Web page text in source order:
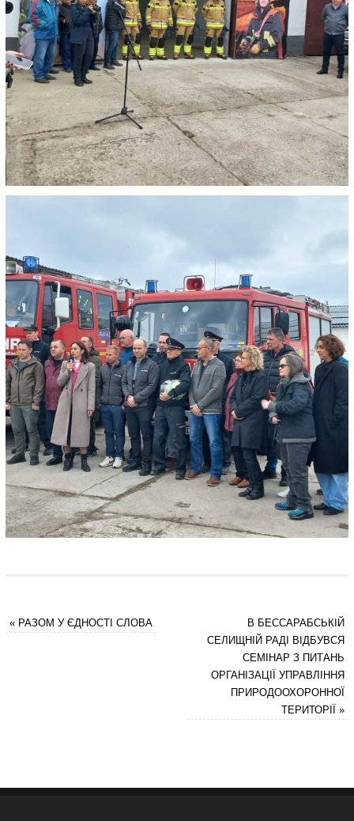
«РАЗОМ У ЄДНОСТІ СЛОВА
В БЕССАРАБСЬКІЙ
СЕЛИЩНІЙ РАДІ ВІДБУВСЯ
СЕМІНАР З ПИТАНЬ
ОРГАНІЗАЦІЇ УПРАВЛІННЯ
ПРИРОДООХОРОННОЇ
ТЕРИТОРІЇ»